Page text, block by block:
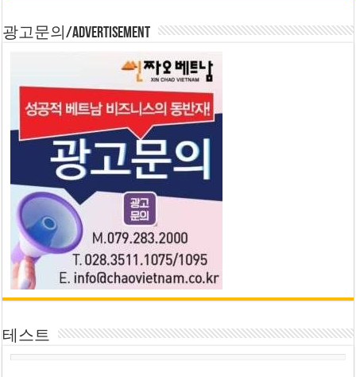
광고문의/Advertisement
테스트